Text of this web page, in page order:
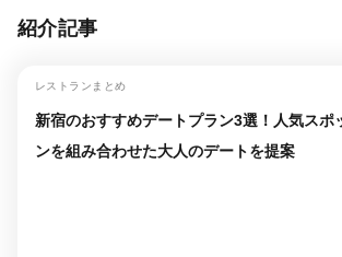
紹介記事
レストランまとめ
新宿のおすすめデートプラン3選！人気スポ
ンを組み合わせた大人のデートを提案